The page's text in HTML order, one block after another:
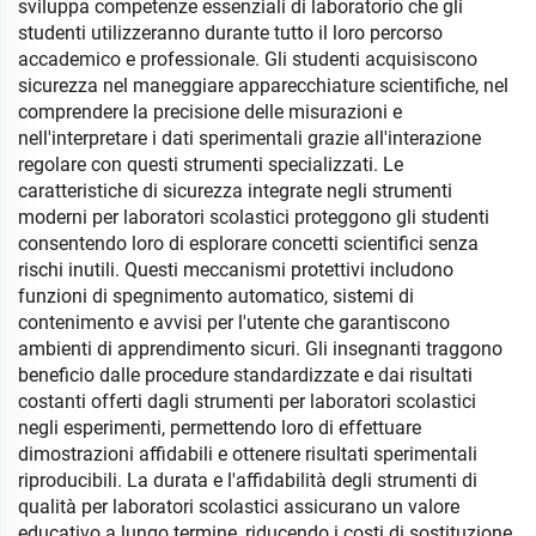
sviluppa competenze essenziali di laboratorio che gli
studenti utilizzeranno durante tutto il loro percorso
accademico e professionale. Gli studenti acquisiscono
sicurezza nel maneggiare apparecchiature scientifiche, nel
comprendere la precisione delle misurazioni e
nell'interpretare i dati sperimentali grazie all'interazione
regolare con questi strumenti specializzati. Le
caratteristiche di sicurezza integrate negli strumenti
moderni per laboratori scolastici proteggono gli studenti
consentendo loro di esplorare concetti scientifici senza
rischi inutili. Questi meccanismi protettivi includono
funzioni di spegnimento automatico, sistemi di
contenimento e avvisi per l'utente che garantiscono
ambienti di apprendimento sicuri. Gli insegnanti traggono
beneficio dalle procedure standardizzate e dai risultati
costanti offerti dagli strumenti per laboratori scolastici
negli esperimenti, permettendo loro di effettuare
dimostrazioni affidabili e ottenere risultati sperimentali
riproducibili. La durata e l'affidabilità degli strumenti di
qualità per laboratori scolastici assicurano un valore